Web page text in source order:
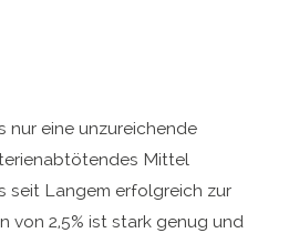
nur eine unzureichende
Mittel
seit Langem erfolgreich zur
von 2,5% ist stark genug und